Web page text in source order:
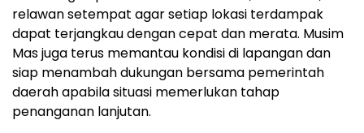
relawan setempat agar setiap lokasi terdampak
dapat terjangkau dengan cepat dan merata. Musim
Mas juga terus memantau kondisi di lapangan dan
siap menambah dukungan bersama pemerintah
daerah apabila situasi memerlukan tahap
penanganan lanjutan.